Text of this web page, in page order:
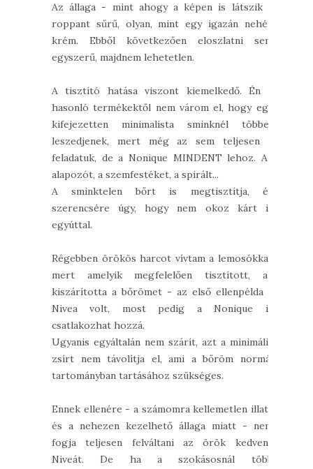
Az állaga - mint ahogy a képen is látszik -
roppant sűrű, olyan, mint egy igazán nehéz
krém. Ebből következően eloszlatni sem
egyszerű, majdnem lehetetlen.
A tisztító hatása viszont kiemelkedő. Én a
hasonló termékektől nem várom el, hogy egy
kifejezetten minimalista sminknél többet
leszedjenek, mert még az sem teljesen a
feladatuk, de a Nonique MINDENT lehoz. Az
alapozót, a szemfestéket, a spirált...
A sminktelen bőrt is megtisztítja, és
szerencsére úgy, hogy nem okoz kárt is
egyúttal.
Régebben örökös harcot vívtam a lemosókkal,
mert amelyik megfelelően tisztított, az
kiszárította a bőrömet - az első ellenpélda a
Nivea volt, most pedig a Nonique is
csatlakozhat hozzá.
Ugyanis egyáltalán nem szárít, azt a minimális
zsírt nem távolítja el, ami a bőröm normál
tartományban tartásához szükséges.
Ennek ellenére - a számomra kellemetlen illata
és a nehezen kezelhető állaga miatt - nem
fogja teljesen felváltani az örök kedvenc
Niveát. De ha a szokásosnál több